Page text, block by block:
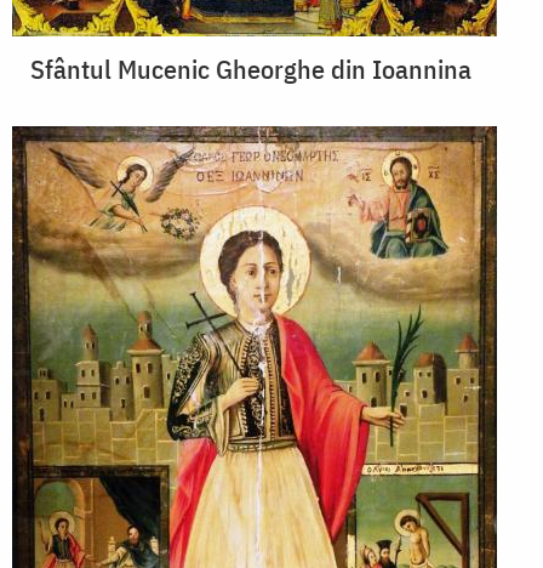
Sfântul Mucenic Gheorghe din Ioannina